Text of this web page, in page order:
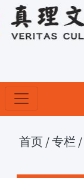
首页 /专栏 /